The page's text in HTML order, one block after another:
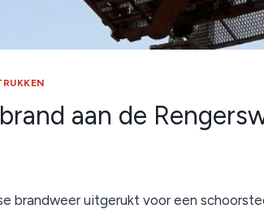
aan de
brandweer uitgerukt voor een